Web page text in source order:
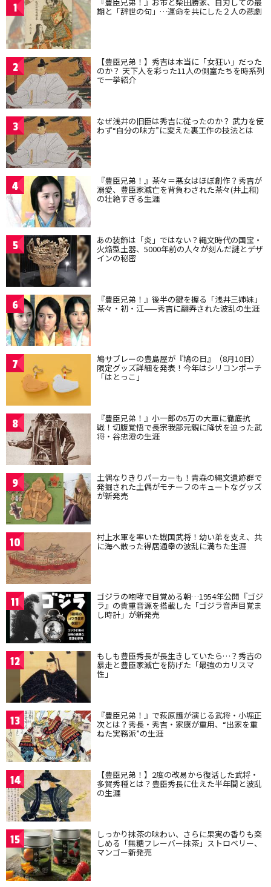
1 『豊臣兄弟！』お市と柴田勝家、自刃しての最
期と「辞世の句」…運命を共にした２人の悲劇
2 【豊臣兄弟！】秀吉は本当に「女狂い」だった
のか？ 天下人を彩った11人の側室たちを時系列
で一挙紹介
3 なぜ浅井の旧臣は秀吉に従ったのか？ 武力を使
わず“自分の味方”に変えた裏工作の技法とは
4 『豊臣兄弟！』茶々＝悪女はほぼ創作？秀吉が
溺愛、豊臣家滅亡を背負わされた茶々(井上和)
の壮絶すぎる生涯
5 あの装飾は「炎」ではない？縄文時代の国宝・
火焔型土器、5000年前の人々が刻んだ謎とデザ
インの秘密
6 『豊臣兄弟！』後半の鍵を握る「浅井三姉妹」
茶々・初・江——秀吉に翻弄された波乱の生涯
7 鳩サブレーの豊島屋が『鳩の日』（8月10日）
限定グッズ詳細を発表！今年はシリコンポーチ
「はとっこ」
8 『豊臣兄弟！』小一郎の5万の大軍に徹底抗
戦！切腹覚悟で長宗我部元親に降伏を迫った武
将・谷忠澄の生涯
9 土偶なりきりパーカーも！青森の縄文遺跡群で
発掘された土偶がモチーフのキュートなグッズ
が新発売
10 村上水軍を率いた戦国武将！幼い弟を支え、共
に海へ散った得居通幸の波乱に満ちた生涯
11 ゴジラの咆哮で目覚める朝…1954年公開『ゴジ
ラ』の貴重音源を搭載した「ゴジラ音声目覚ま
し時計」が新発売
12 もしも豊臣秀長が長生きしていたら…？秀吉の
暴走と豊臣家滅亡を防げた「最強のカリスマ
性」
13 『豊臣兄弟！』で萩原護が演じる武将・小堀正
次とは？秀長・秀吉・家康が重用、“出家を重
ねた実務派”の生涯
14 【豊臣兄弟！】2度の改易から復活した武将・
多賀秀種とは？豊臣秀長に仕えた半年間と波乱
の生涯
15 しっかり抹茶の味わい、さらに果実の香りも楽
しめる「無糖フレーバー抹茶」ストロベリー、
マンゴー新発売